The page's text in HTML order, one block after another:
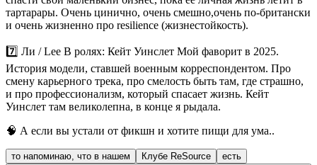
тартарары. Очень цинично, очень смешно,очень по-британски
и очень жизненно про resilience (жизнестойкость).
7️⃣ Ли / Lee В ролях: Кейт Уинслет Мой фаворит в 2025.
История модели, ставшей военным корреспондентом. Про
смену карьерного трека, про смелость быть там, где страшно,
и про профессионализм, который спасает жизнь. Кейт
Уинслет там великолепна, в конце я рыдала.
🧠 А если вы устали от фикшн и хотите пищи для ума..
то напоминаю, что в нашем Клубе ReSource
есть